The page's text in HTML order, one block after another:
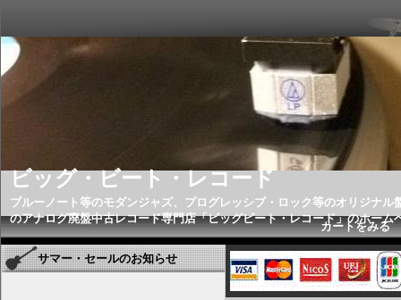
ビッグ・ビート・レコード
ブルーノート等のモダンジャズ、プログレッシブ・ロック等のオリジナル
のアナログ廃盤中古レコード専門店「ビッグビート・レコード」のホーム
カートをみる
サマー・セールのお知らせ